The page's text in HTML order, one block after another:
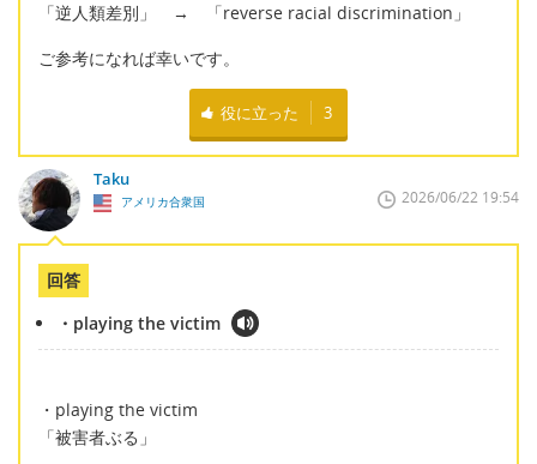
「逆人類差別」 → 「reverse racial discrimination」
ご参考になれば幸いです。
役に立った 3
Taku
アメリカ合衆国 2026/06/22 19:54
回答
・playing the victim
・playing the victim
「被害者ぶる」